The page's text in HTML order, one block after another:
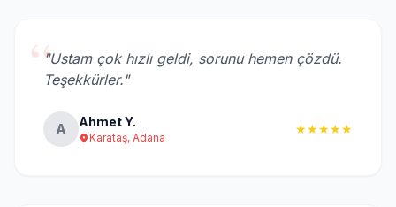
“"Ustam çok hızlı geldi, sorunu hemen çözdü.
Teşekkürler."
A Ahmet Y.
Karataş, Adana
★★★★★